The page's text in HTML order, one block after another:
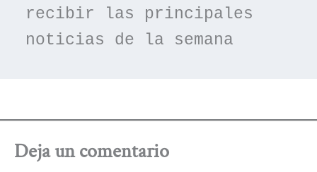
recibir las principales
noticias de la semana
Deja un comentario